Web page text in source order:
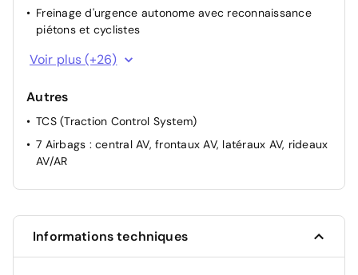
Freinage d'urgence autonome avec reconnaissance
piétons et cyclistes
Freinage régénératif intelligent modulable via palettes
au volant
Limiteur de vitesse intelligent
Reconnaissance des panneaux de limitation de vitesse
Régulateur de vitesse
Siège conducteur réglable en hauteur
Voir plus (+26)
Autres
TCS (Traction Control System)
7 Airbags : central AV, frontaux AV, latéraux AV, rideaux
AV/AR
Informations techniques